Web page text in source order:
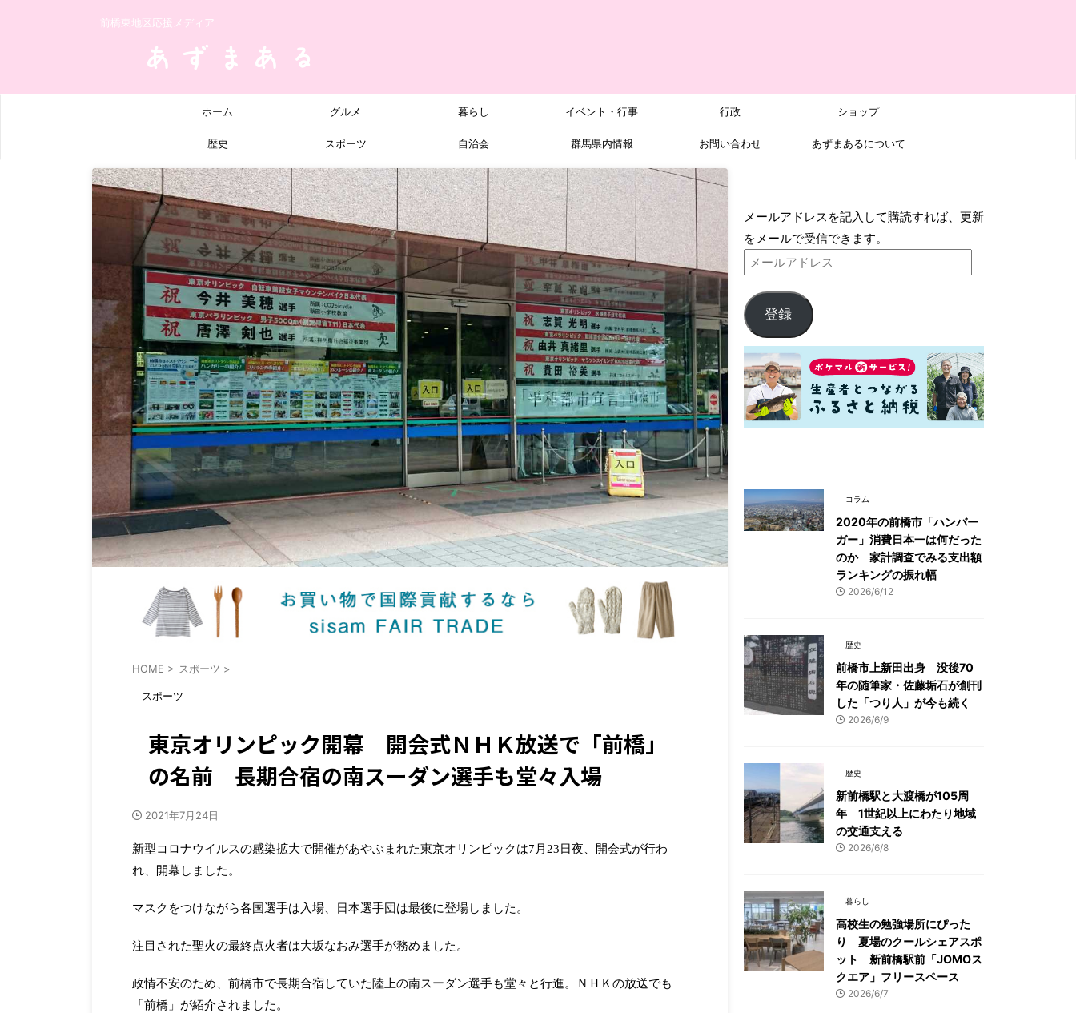
前橋東地区応援メディア
ホーム グルメ 暮らし イベント・行事 行政 ショップ
歴史 スポーツ 自治会 群馬県内情報 お問い合わせ あずまあるについて
HOME > スポーツ >
スポーツ
東京オリンピック開幕 開会式ＮＨＫ放送で「前橋」
の名前 長期合宿の南スーダン選手も堂々入場
2021年7月24日
新型コロナウイルスの感染拡大で開催があやぶまれた東京オリンピックは7月23日夜、開会式が行わ
れ、開幕しました。
マスクをつけながら各国選手は入場、日本選手団は最後に登場しました。
注目された聖火の最終点火者は大坂なおみ選手が務めました。
政情不安のため、前橋市で長期合宿していた陸上の南スーダン選手も堂々と行進。ＮＨＫの放送でも
「前橋」が紹介されました。
メールアドレスを記入して購読すれば、更新
をメールで受信できます。
登録
コラム
2020年の前橋市「ハンバー
ガー」消費日本一は何だった
のか 家計調査でみる支出額
ランキングの振れ幅
2026/6/12
歴史
前橋市上新田出身 没後70
年の随筆家・佐藤垢石が創刊
した「つり人」が今も続く
2026/6/9
歴史
新前橋駅と大渡橋が105周
年 1世紀以上にわたり地域
の交通支える
2026/6/8
暮らし
高校生の勉強場所にぴった
り 夏場のクールシェアスポ
ット 新前橋駅前「JOMOス
クエア」フリースペース
2026/6/7